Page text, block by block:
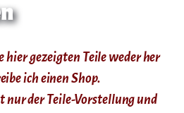
hier gezeigten Teile weder her
ich einen Shop.
nur der Teile-Vorstellung und